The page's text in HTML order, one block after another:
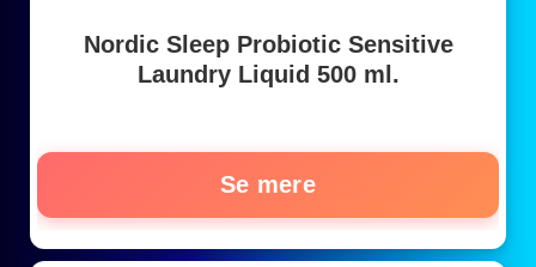
Nordic Sleep Probiotic Sensitive
Laundry Liquid 500 ml.
Se mere